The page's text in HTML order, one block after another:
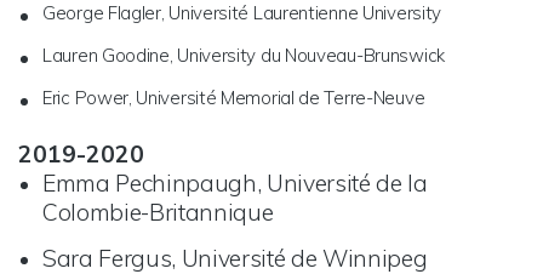
George Flagler, Université Laurentienne University
Lauren Goodine, University du Nouveau-Brunswick
Eric Power, Université Memorial de Terre-Neuve
2019-2020
Emma Pechinpaugh, Université de la
Colombie-Britannique
Sara Fergus, Université de Winnipeg